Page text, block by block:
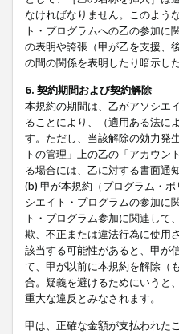
なければなりません。このよう
ト・プログラムへの乙の参加に
の表明や誇張（甲が乙を支援、
の間の関係を表明したり暗示し
6. 契約期間および契約解除
本規約の期間は、乙がアソシエ
ることにより、（適用ある法に
す。ただし、当該解除の効力発
トの管理」上の乙の「アカウン
る場合には、乙に対する書面通
(b) 甲が本規約（プログラム・
シエイト・プログラムの参加に
ト・プログラム参加に関連して
欺、不正または違法行為に使用
該当する可能性があると、甲が
て、甲が以前に本規約を解除（
合。疑義を避けるためにいうと
重大な違反とみなされます。
甲は、正確な金額が支払われた